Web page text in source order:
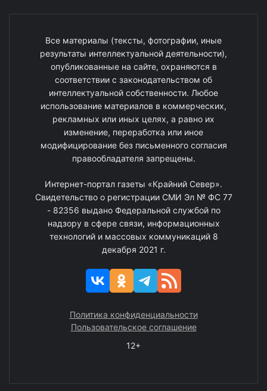
Все материалы (тексты, фотографии, иные
результаты интеллектуальной деятельности),
опубликованные на сайте, охраняются в
соответствии с законодательством об
интеллектуальной собственности. Любое
использование материалов в коммерческих,
рекламных или иных целях, а равно их
изменение, переработка или иное
модифицирование без письменного согласия
правообладателя запрещены.
Интернет-портал газеты «Крайний Север».
Свидетельство о регистрации СМИ Эл № ФС 77
- 82356 выдано Федеральной службой по
надзору в сфере связи, информационных
технологий и массовых коммуникаций 8
декабря 2021 г.
Политика конфиденциальности
Пользовательское соглашение
12+